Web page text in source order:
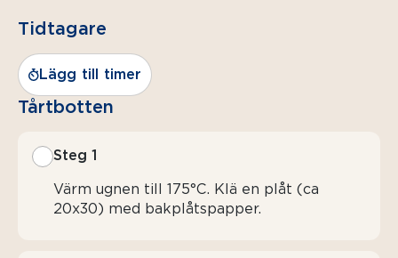
Tidtagare
Lägg till timer
Tårtbotten
Steg 1
Värm ugnen till 175°C. Klä en plåt (ca
20x30) med bakplåtspapper.